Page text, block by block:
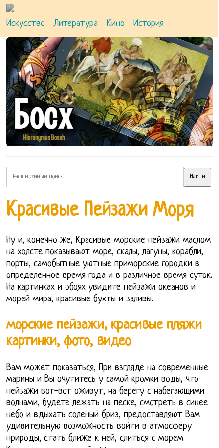
Искусство Литература Кино История
Красивые Пейзажи Моря
Ну и, конечно же, Красивые морские пейзажи маслом
на холсте показывают море, скалы, лагуны, корабли,
порты, самобытные уютные приморские городки в
определенное время года и в различное время суток.
На картинках и обоях увидите пейзажи океанов и
морей мира, красивые бухты и заливы.
морские пейзажи, красивые пляжи
картинки, фото, видео
Вам может показаться, При взгляде на современные
марины и Вы очутитесь у самой кромки воды, что
пейзажи вот-вот оживут, на берегу с набегающими
волнами, будете лежать на песке, смотреть в синее
небо и вдыхать соленый бриз, предоставляют Вам
удивительную возможность войти в атмосферу
природы, стать ближе к ней, слиться с морем.